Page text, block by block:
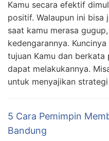
Kamu secara efektif
positif. Walaupun ini bisa
saat kamu merasa
kedengarannya.
tujuan Kamu dan
dapat melakukannya.
untuk menyajikan
5 Cara Pemimpin
Bandung